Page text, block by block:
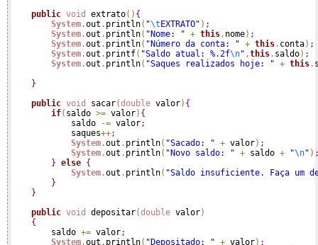
public void extrato( ) {
System.out . println( "\tEXTRATO" ) ;
System.out . println( "Nome: " + this. nome) ;
System.out . println( "Número da conta: " + this. conta) ;
System.out . printf( "Saldo atual: %.2f\n" ,this. saldo) ;
System.out . println( "Saques realizados hoje: " + this.
}
public void sacar(double valor) {
if( saldo >= valor) {
            saldo
-= valor;
            saques
++;
System.out . println( "Sacado: " + valor) ;
System.out . println( "Novo saldo: " + saldo + "\n" )
} else {
System.out . println( "Saldo insuficiente. Faça um
}
}
public void depositar(double valor)
{
        saldo
+= valor;
System.out . println( "Depositado: " + valor) ;